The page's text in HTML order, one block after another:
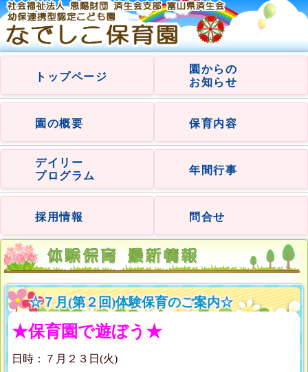
トップページ
園からの
お知らせ
園の概要 保育内容
デイリー
プログラム
年間行事
採用情報 問合せ
☆７月(第２回)体験保育のご案内☆
★保育園で遊ぼう★
日時：７月２３日(火)